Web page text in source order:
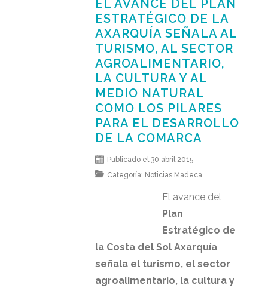
EL AVANCE DEL PLAN
ESTRATÉGICO DE LA
AXARQUÍA SEÑALA AL
TURISMO, AL SECTOR
AGROALIMENTARIO,
LA CULTURA Y AL
MEDIO NATURAL
COMO LOS PILARES
PARA EL DESARROLLO
DE LA COMARCA
Publicado el 30 abril 2015
Categoría: Noticias Madeca
El avance del
Plan
Estratégico de
la Costa del Sol Axarquía
señala el turismo, el sector
agroalimentario, la cultura y